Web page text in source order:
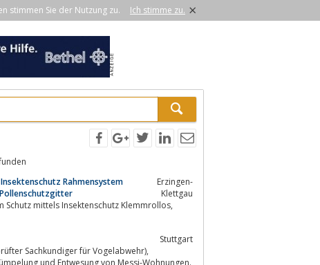
stimmen Sie der Nutzung zu. Ich stimme zu. ×
Rahmensystem
Erzingen-
Klettgau
Schutz mittels Insektenschutz Klemmrollos,
Stuttgart
Sachkundiger für Vogelabwehr),
und Entwesung von Messi-Wohnungen.